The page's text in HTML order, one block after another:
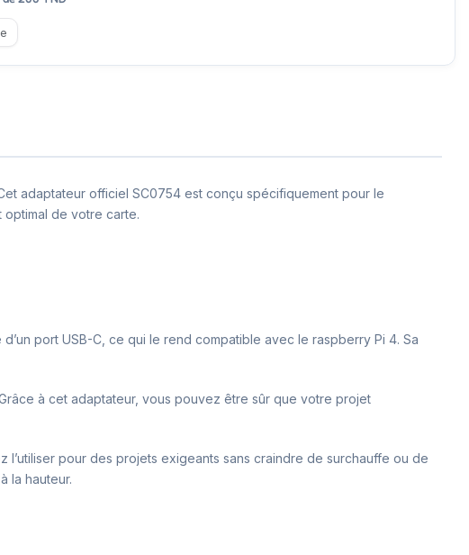
adaptateur officiel SC0754 est conçu spécifiquement pour le
optimal de votre carte.
port USB-C, ce qui le rend compatible avec le raspberry Pi 4. Sa
à cet adaptateur, vous pouvez être sûr que votre projet
pour des projets exigeants sans craindre de surchauffe ou de
la hauteur.